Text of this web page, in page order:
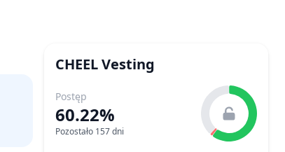
CHEELVesting
Postęp
60.22%
Pozostało 157 dni